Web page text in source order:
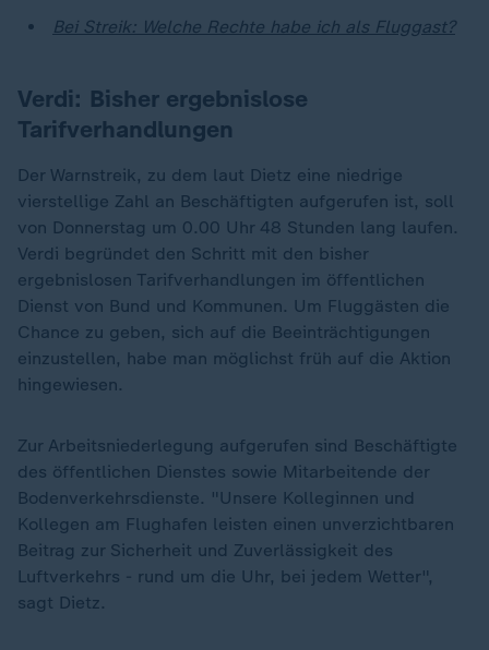
Bei Streik: Welche Rechte habe ich als Fluggast?
Verdi: Bisher ergebnislose
Tarifverhandlungen
Der Warnstreik, zu dem laut Dietz eine niedrige
vierstellige Zahl an Beschäftigten aufgerufen ist, soll
von Donnerstag um 0.00 Uhr 48 Stunden lang laufen.
Verdi begründet den Schritt mit den bisher
ergebnislosen Tarifverhandlungen im öffentlichen
Dienst von Bund und Kommunen. Um Fluggästen die
Chance zu geben, sich auf die Beeinträchtigungen
einzustellen, habe man möglichst früh auf die Aktion
hingewiesen.
Zur Arbeitsniederlegung aufgerufen sind Beschäftigte
des öffentlichen Dienstes sowie Mitarbeitende der
Bodenverkehrsdienste. "Unsere Kolleginnen und
Kollegen am Flughafen leisten einen unverzichtbaren
Beitrag zur Sicherheit und Zuverlässigkeit des
Luftverkehrs - rund um die Uhr, bei jedem Wetter",
sagt Dietz.